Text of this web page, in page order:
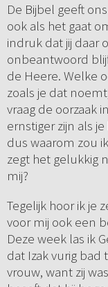
De Bijbel geeft
ook als het gaat
indruk dat jij daar
onbeantwoord
de Heere. Welke
zoals je dat
vraag de oorzaak
ernstiger zijn als
dus waarom zou
zegt het gelukkig
mij?
Tegelijk hoor ik je
voor mij ook een
Deze week las ik
dat Izak vurig bad
vrouw, want zij